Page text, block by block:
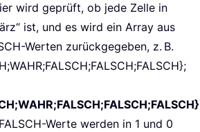
wird geprüft, ob jede Zelle in
ist, und es wird ein Array aus
Werten zurückgegeben, z. B.
Werte werden in 1 und 0